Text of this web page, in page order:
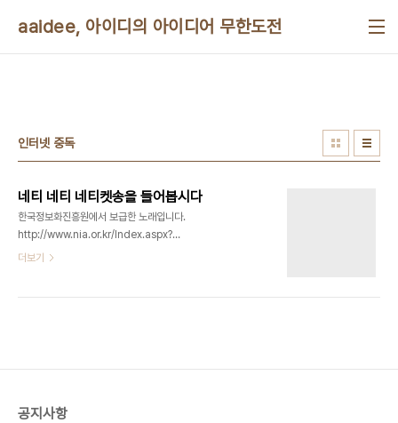
aaidee, 아이디의 아이디어 무한도전
인터넷 중독
네티 네티 네티켓송을 들어봅시다
한국정보화진흥원에서 보급한 노래입니다.
http://www.nia.or.kr/Index.aspx?
PortalID=ko&MenuID=091013192610284698&Info=null
악플 달고 게임에서는 이기면 그만 [승리!] 마구마구
더보기
공지사항